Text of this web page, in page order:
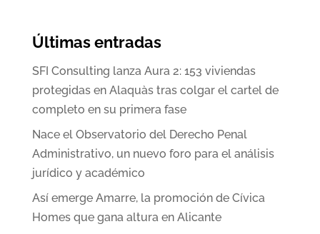
Últimas entradas
SFI Consulting lanza Aura 2: 153 viviendas
protegidas en Alaquàs tras colgar el cartel de
completo en su primera fase
Nace el Observatorio del Derecho Penal
Administrativo, un nuevo foro para el análisis
jurídico y académico
Así emerge Amarre, la promoción de Cívica
Homes que gana altura en Alicante